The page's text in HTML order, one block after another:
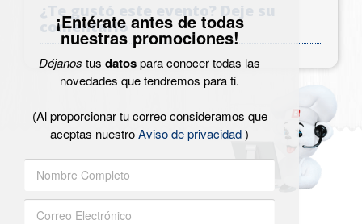
¿Te gustó este evento? Deje su
comentario
Footer
Menu
¡Entérate antes de todas
nuestras promociones!
Déjanos tus datospara conocer todas las
novedades que tendremos para ti.
(Al proporcionar tu correo consideramos que
aceptas nuestroAviso de privacidad)